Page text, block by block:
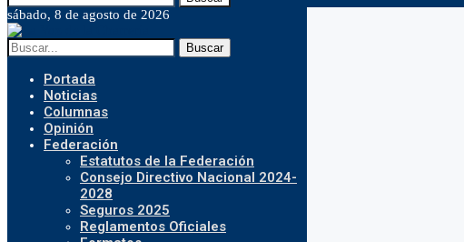
sábado, 8 de agosto de 2026
Buscar
Portada
Noticias
Columnas
Opinión
Federación
Estatutos de la Federación
Consejo Directivo Nacional 2024-
2028
Seguros 2025
Reglamentos Oficiales